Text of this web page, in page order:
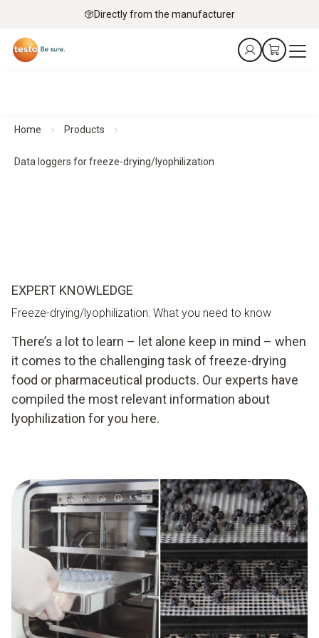
Directly from the manufacturer
Home Products
Data loggers for freeze-drying/lyophilization
EXPERT KNOWLEDGE
Freeze-drying/lyophilization: What you need to know
There’s a lot to learn – let alone keep in mind – when
it comes to the challenging task of freeze-drying
food or pharmaceutical products. Our experts have
compiled the most relevant information about
lyophilization for you here.